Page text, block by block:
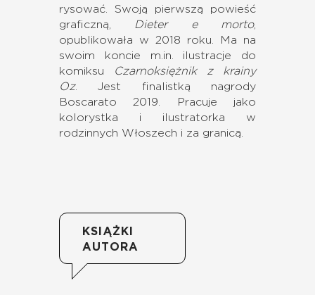
rysować. Swoją pierwszą powieść
graficzną,
Dieter e morto,
opublikowała w 2018 roku. Ma na
swoim koncie m.in. ilustracje do
komiksu
Czarnoksiężnik z krainy
Oz. Jest finalistką nagrody
Boscarato 2019. Pracuje jako
kolorystka i ilustratorka w
rodzinnych Włoszech i za granicą.
KSIĄŻKI
AUTORA